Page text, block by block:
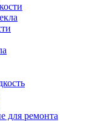
для ремонта